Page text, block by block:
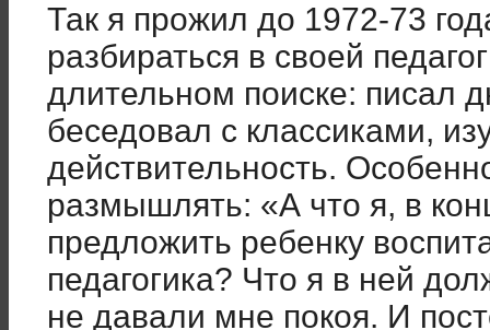
Так я прожил до 1972-73
разбираться в своей
длительном поиске: писал
беседовал с классиками,
действительность.
размышлять: «А что я, в
предложить ребенку
педагогика? Что я в ней
не давали мне покоя. И